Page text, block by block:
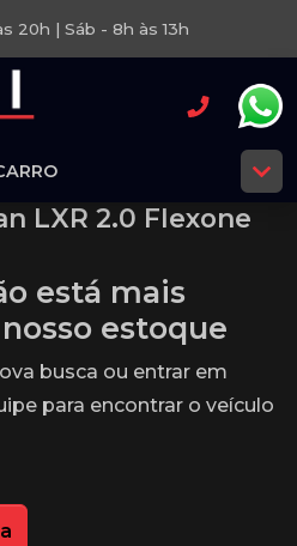
20h | Sáb - 8h às 13h
LXR 2.0 Flexone
está mais
estoque
busca ou entrar em
para encontrar o veículo